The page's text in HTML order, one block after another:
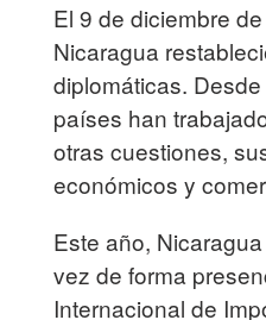
El 9 de diciembre
Nicaragua
diplomáticas.
países han
otras cuestiones,
económicos y
Este año,
vez de forma
Internacional de